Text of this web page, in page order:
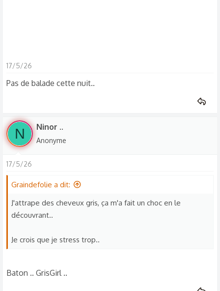
17/5/26
Pas de balade cette nuit..
N Ninor ..
Anonyme
17/5/26
Graindefolie a dit:
J'attrape des cheveux gris, ça m'a fait un choc en le
découvrant..
Je crois que je stress trop..
Baton .. GrisGirl ..